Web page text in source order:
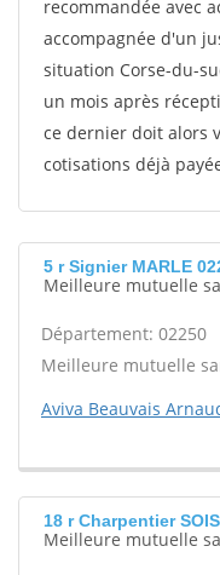
recommandée avec
accompagnée d'un
situation Corse-du-
un mois après
ce dernier doit alors
cotisations déjà
5 r Signier MARLE
Meilleure mutuelle
Département: 02250
Meilleure mutuelle
Aviva Beauvais
18 r Charpentier
Meilleure mutuelle